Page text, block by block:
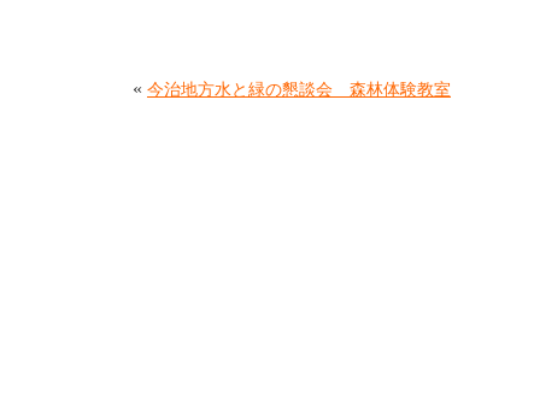
« 今治地方水と緑の懇談会 森林体験教室